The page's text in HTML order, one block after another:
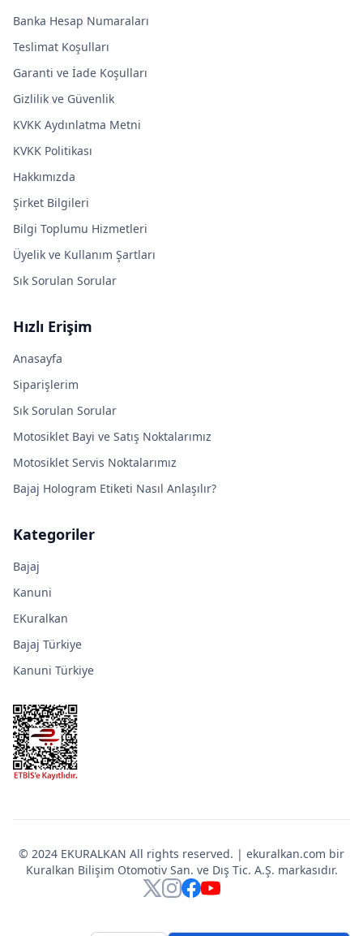
Banka Hesap Numaraları
Teslimat Koşulları
Garanti ve İade Koşulları
Gizlilik ve Güvenlik
KVKK Aydınlatma Metni
KVKK Politikası
Hakkımızda
Şirket Bilgileri
Bilgi Toplumu Hizmetleri
Üyelik ve Kullanım Şartları
Sık Sorulan Sorular
Hızlı Erişim
Anasayfa
Siparişlerim
Sık Sorulan Sorular
Motosiklet Bayi ve Satış Noktalarımız
Motosiklet Servis Noktalarımız
Bajaj Hologram Etiketi Nasıl Anlaşılır?
Kategoriler
Bajaj
Kanuni
EKuralkan
Bajaj Türkiye
Kanuni Türkiye
© 2024 EKURALKAN All rights reserved. | ekuralkan.com bir
Kuralkan Bilişim Otomotiv San. ve Dış Tic. A.Ş. markasıdır.